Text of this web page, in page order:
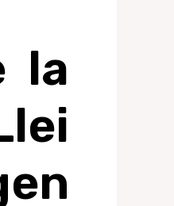
la